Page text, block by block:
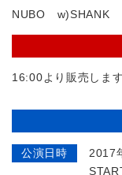
NUBO w)SHANK
16:00より販売します
公演日時
2017